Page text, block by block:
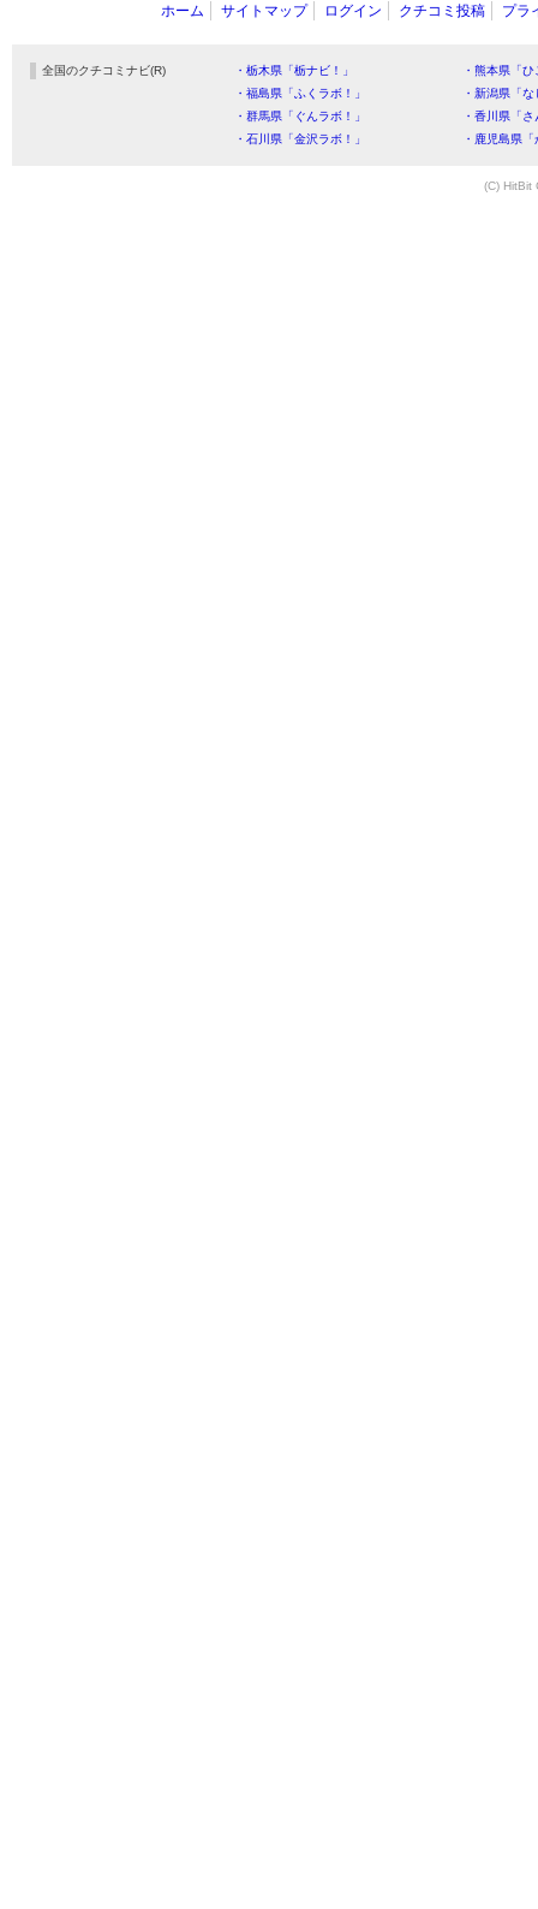
ホーム サイトマップ ログイン クチコミ投稿 プラ
全国のクチコミナビ(R) ・栃木県「栃ナビ！」
・熊本県「
・福島県「ふくラボ！」
・新潟県「
・群馬県「ぐんラボ！」
・香川県「
・石川県「金沢ラボ！」
・鹿児島県
(C) HitBit